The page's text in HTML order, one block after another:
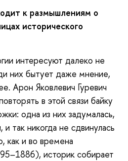
к размышлениям о
исторического
интересуют далеко не
них бытует даже мнение,
Арон Яковлевич Гуревич
в этой связи байку
одна из них задумалась,
и так никогда не сдвинулась
как и во времена
историк собирает